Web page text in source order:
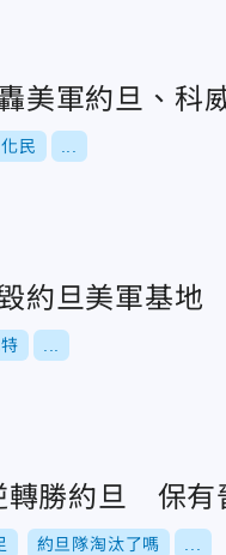
美軍約旦、
民
約旦美軍基
轉勝約旦 保有
約旦隊淘汰了嗎